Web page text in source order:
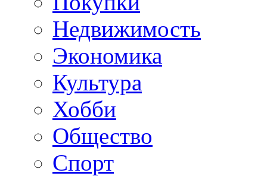
Недвижимость
Экономика
Культура
Хобби
Общество
Спорт